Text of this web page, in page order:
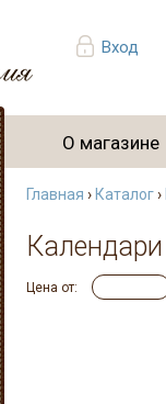
Вход
О магазине
Главная › Каталог›
Календари
Цена от: